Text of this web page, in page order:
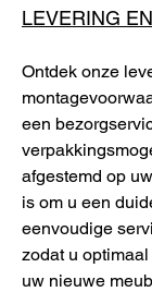
LEVERING
Ontdek onze
een
afgestemd op
is om u een
eenvoudige
zodat u
uw nieuwe